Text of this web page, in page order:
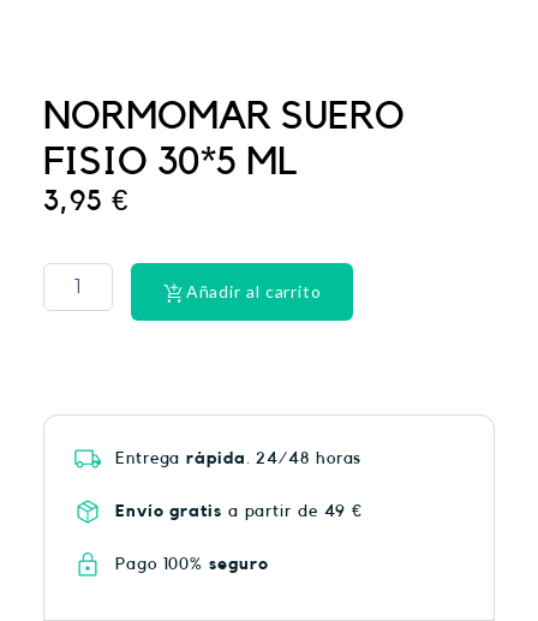
NORMOMAR SUERO
FISIO 30*5 ML
3,95 €
DENTAL
LACER
EX-
Añadir al carrito
Entregarápida . 24/48 horas
Envío gratis a partir de 49 €
Pago 100% seguro